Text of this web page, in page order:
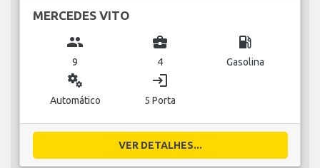
MERCEDES VITO
group
9
business_center
4
local_gas_station
Gasolina
miscellaneous_services
Automático
login
5 Porta
VER DETALHES...